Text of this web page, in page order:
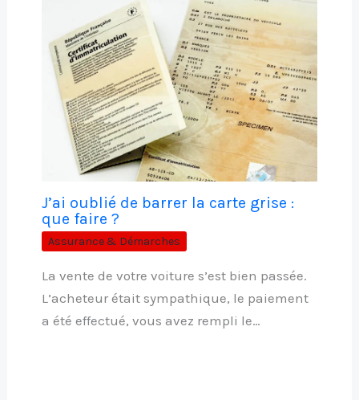
J’ai oublié de barrer la carte grise :
que faire ?
Assurance & Démarches
La vente de votre voiture s’est bien passée.
L’acheteur était sympathique, le paiement
a été effectué, vous avez rempli le…